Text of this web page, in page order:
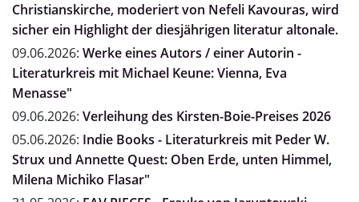
Christianskirche, moderiert von Nefeli Kavouras, wird
sicher ein Highlight der diesjährigen literatur altonale.
09.06.2026: Werke eines Autors / einer Autorin -
Literaturkreis mit Michael Keune: Vienna, Eva
Menasse"
09.06.2026: Verleihung des Kirsten-Boie-Preises 2026
05.06.2026: Indie Books - Literaturkreis mit Peder W.
Strux und Annette Quest: Oben Erde, unten Himmel,
Milena Michiko Flasar"